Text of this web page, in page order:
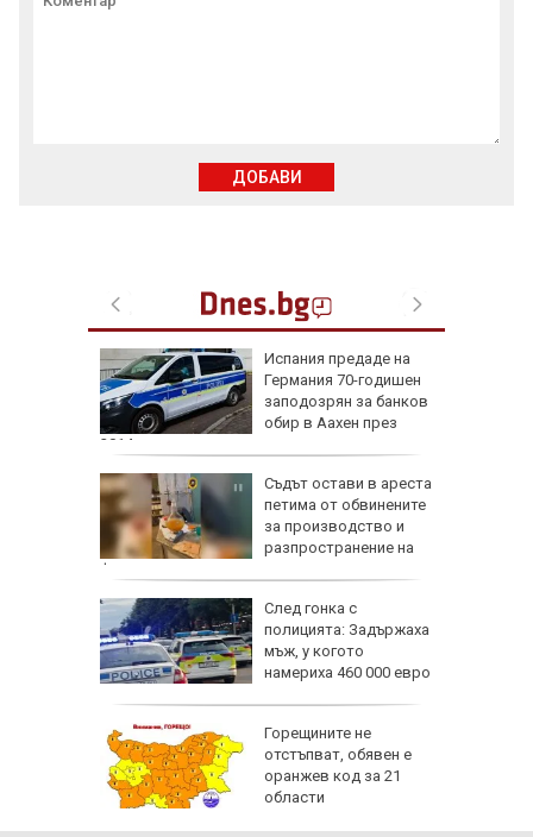
Испания предаде на
Германия 70-годишен
заподозрян за банков
обир в Аахен през
2014 г.
Съдът остави в ареста
петима от обвинените
за производство и
разпространение на
фентанил
След гонка с
полицията: Задържаха
мъж, у когото
намериха 460 000 евро
Горещините не
отстъпват, обявен е
оранжев код за 21
области
ДОБАВИ